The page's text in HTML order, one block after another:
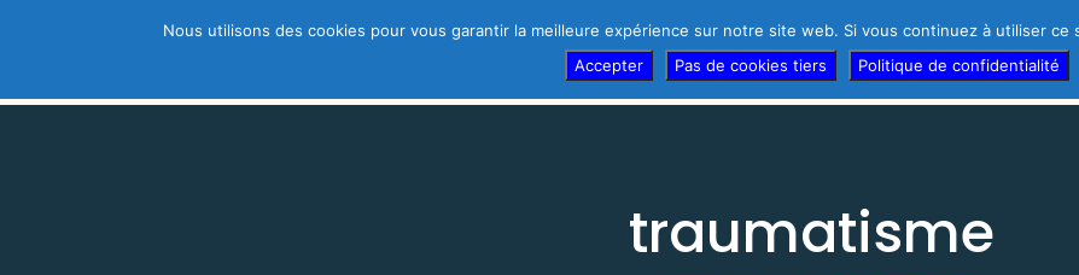
Trouver un thérapeute A découvrir d’urgence ! Témoignages des thérapeutes
traumatisme
Nous utilisons des cookies pour vous garantir la meilleure expérience sur notre site web. Si vous continuez à utiliser
Accepter
Pas de cookies tiers Politique de confidentialité